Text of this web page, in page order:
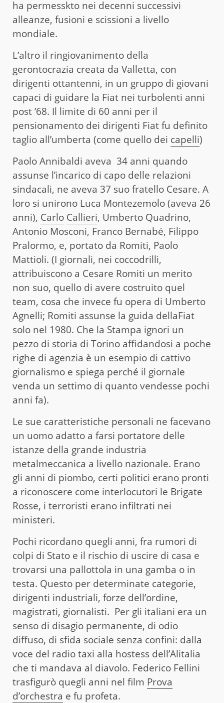
ha permesskto nei decenni successivi
alleanze, fusioni e scissioni a livello
mondiale.
L’altro il ringiovanimento della
gerontocrazia creata da Valletta, con
dirigenti ottantenni, in un gruppo di giovani
capaci di guidare la Fiat nei turbolenti anni
post ’68. Il limite di 60 anni per il
pensionamento dei dirigenti Fiat fu definito
taglio all’umberta (come quello dei capelli)
Paolo Annibaldi aveva 34 anni quando
assunse l’incarico di capo delle relazioni
sindacali, ne aveva 37 suo fratello Cesare. A
loro si unirono Luca Montezemolo (aveva 26
anni), Carlo Callieri, Umberto Quadrino,
Antonio Mosconi, Franco Bernabé, Filippo
Pralormo, e, portato da Romiti, Paolo
Mattioli. (I giornali, nei coccodrilli,
attribuiscono a Cesare Romiti un merito
non suo, quello di avere costruito quel
team, cosa che invece fu opera di Umberto
Agnelli; Romiti assunse la guida dellaFiat
solo nel 1980. Che la Stampa ignori un
pezzo di storia di Torino affidandosi a poche
righe di agenzia è un esempio di cattivo
giornalismo e spiega perché il giornale
venda un settimo di quanto vendesse pochi
anni fa).
Le sue caratteristiche personali ne facevano
un uomo adatto a farsi portatore delle
istanze della grande industria
metalmeccanica a livello nazionale. Erano
gli anni di piombo, certi politici erano pronti
a riconoscere come interlocutori le Brigate
Rosse, i terroristi erano infiltrati nei
ministeri.
Pochi ricordano quegli anni, fra rumori di
colpi di Stato e il rischio di uscire di casa e
trovarsi una pallottola in una gamba o in
testa. Questo per determinate categorie,
dirigenti industriali, forze dell’ordine,
magistrati, giornalisti. Per gli italiani era un
senso di disagio permanente, di odio
diffuso, di sfida sociale senza confini: dalla
voce del radio taxi alla hostess dell’Alitalia
che ti mandava al diavolo. Federico Fellini
trasfigurò quegli anni nel film Prova
d’orchestra e fu profeta.